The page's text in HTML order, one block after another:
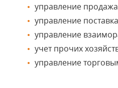
управление
управление
управление
учет прочих
управление